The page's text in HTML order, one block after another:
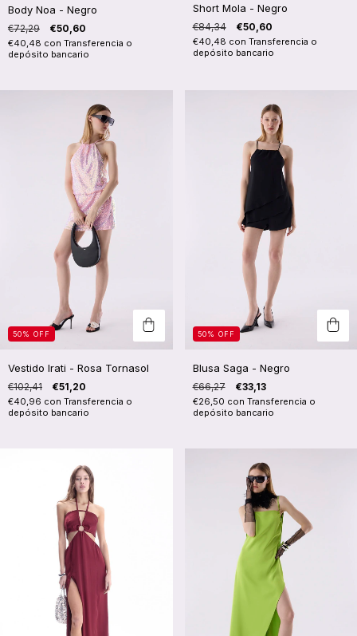
Body Noa - Negro
€72,29 €50,60
€40,48 con Transferencia o
depósito bancario
Short Mola - Negro
€84,34 €50,60
€40,48 con Transferencia o
depósito bancario
50% OFF
Vestido Irati - Rosa Tornasol
€102,41 €51,20
€40,96 con Transferencia o
depósito bancario
50% OFF
Blusa Saga - Negro
€66,27 €33,13
€26,50 con Transferencia o
depósito bancario